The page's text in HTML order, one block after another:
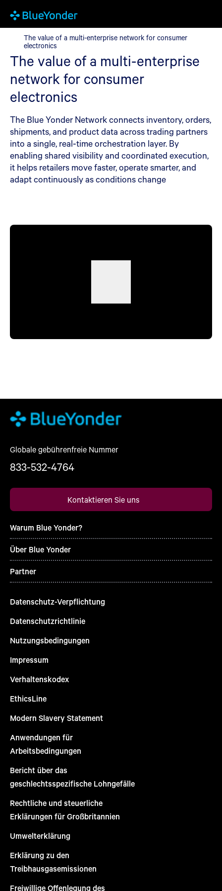
The value of a multi-enterprise network for consumer
The value of a multi-enterprise network for consumer
electronics
The value of a multi-enterprise
network for consumer
electronics
The Blue Yonder Network connects inventory, orders,
shipments, and product data across trading partners
into a single, real‑time orchestration layer. By
enabling shared visibility and coordinated execution,
it helps retailers move faster, operate smarter, and
adapt continuously as conditions change
Globale gebührenfreie Nummer
833-532-4764
Kontaktieren Sie uns
Warum Blue Yonder?
Über Blue Yonder
Partner
Datenschutz-Verpflichtung
Datenschutzrichtlinie
Nutzungsbedingungen
Impressum
Verhaltenskodex
EthicsLine
Modern Slavery Statement
Anwendungen für
Arbeitsbedingungen
Bericht über das
geschlechtsspezifische Lohngefälle
Rechtliche und steuerliche
Erklärungen für Großbritannien
Umwelterklärung
Erklärung zu den
Treibhausgasemissionen
Freiwillige Offenlegung des